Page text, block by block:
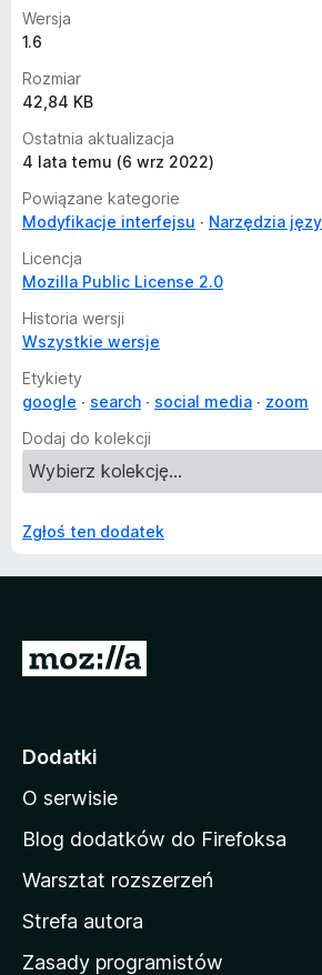
Wersja
1.6
Rozmiar
42,84 KB
Ostatnia aktualizacja
4 lata temu (6 wrz 2022)
Powiązane kategorie
Modyfikacje interfejsu
Narzędzia
Licencja
Mozilla Public License 2.0
Historia wersji
Wszystkie wersje
Etykiety
google
search social media
zoom
Dodaj do kolekcji
Zgłoś ten dodatek
S
o
a
d
m
o
w
Dodatki
O serwisie
Blog dodatków do Firefoksa
Warsztat rozszerzeń
Strefa autora
Zasady programistów